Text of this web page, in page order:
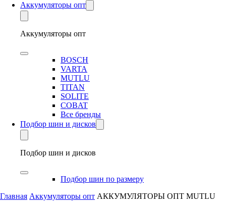
Аккумуляторы опт
Аккумуляторы опт
BOSCH
VARTA
MUTLU
TITAN
SOLITE
COBAT
Все бренды
Подбор шин и дисков
Подбор шин и дисков
Подбор шин по размеру
Главная Аккумуляторы опт АККУМУЛЯТОРЫ ОПТ MUTLU